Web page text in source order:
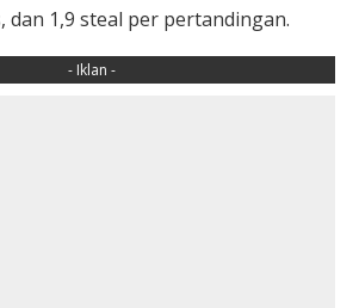
dan 1,9 steal per pertandingan.
- Iklan -